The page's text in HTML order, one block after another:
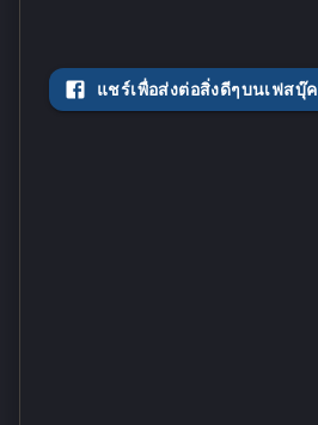
แชร์เพื่อส่งต่อสิ่งดีๆบนเฟสบุ๊ค